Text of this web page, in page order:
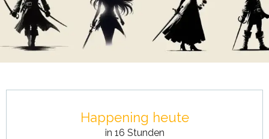
Happening heute
in 16 Stunden